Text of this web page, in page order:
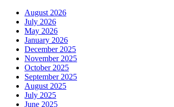
August 2026
July 2026
May 2026
January 2026
December 2025
November 2025
October 2025
September 2025
August 2025
July 2025
June 2025